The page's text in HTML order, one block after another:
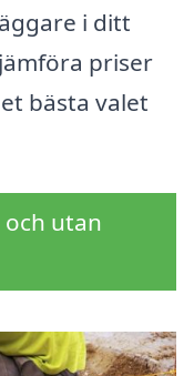
i ditt
priser
bästa valet
utan